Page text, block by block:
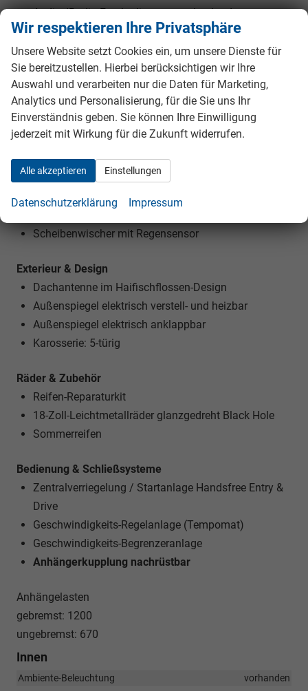
Audio-/Radio-Fernbedienung am Lenkrad
Radioempfang digital (DAB+)
Freisprecheinrichtung (Bluetooth) mit
Sprachsteuerung
USB-Anschluss
Induktionsladeschale für Smartphone
Kombiinstrument digital (7,0 Zoll)
Licht & Sicht
Scheinwerfer Full-LED mit LED-Signatur (Pure Vision)
Heckleuchten LED, C-förmig mit Signature
Scheibenwischer mit Regensensor
Exterieur & Design
Dachantenne im Haifischflossen-Design
Außenspiegel elektrisch verstell- und heizbar
Außenspiegel elektrisch anklappbar
Karosserie: 5-türig
Räder & Zubehör
Reifen-Reparaturkit
18-Zoll-Leichtmetallräder glanzgedreht Black Hole
Sommerreifen
Bedienung & Schließsysteme
Zentralverriegelung / Startanlage Handsfree Entry &
Drive
Geschwindigkeits-Regelanlage (Tempomat)
Geschwindigkeits-Begrenzeranlage
Anhängerkupplung nachrüstbar
Anhängelasten
gebremst: 1200
ungebremst: 670
Innen
Ambiente-Beleuchtung
vorhanden
Wir respektieren Ihre Privatsphäre
Unsere Website setzt Cookies ein, um unsere Dienste für
Sie bereitzustellen. Hierbei berücksichtigen wir Ihre
Auswahl und verarbeiten nur die Daten für Marketing,
Analytics und Personalisierung, für die Sie uns Ihr
Einverständnis geben. Sie können Ihre Einwilligung
jederzeit mit Wirkung für die Zukunft widerrufen.
Alle akzeptieren Einstellungen
Datenschutzerklärung Impressum